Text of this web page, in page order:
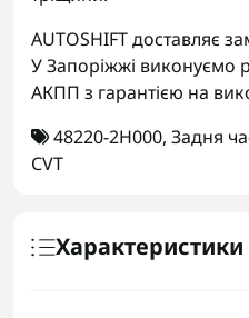
AUTOSHIFT доставляє
У Запоріжжі виконуємо
АКПП з гарантією на
48220-2H000, Задня
CVT
Характеристики